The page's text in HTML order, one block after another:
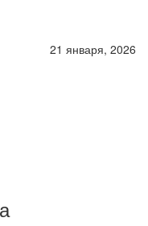
21 января, 2026